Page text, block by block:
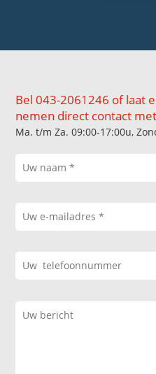
Bel 043-2061246 of laat
nemen direct contact
Ma. t/m Za. 09:00-17:00u,